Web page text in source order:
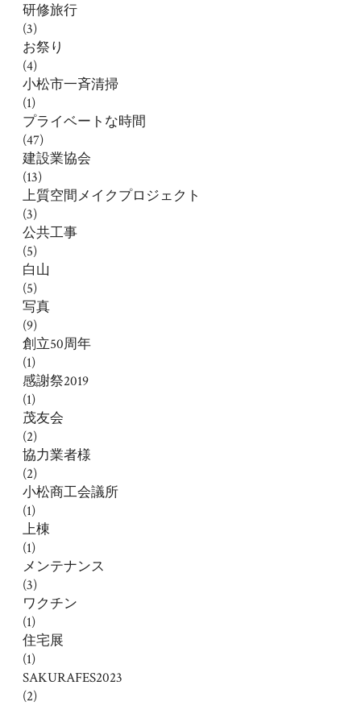
研修旅行
(3)
お祭り
(4)
小松市一斉清掃
(1)
プライベートな時間
(47)
建設業協会
(13)
上質空間メイクプロジェクト
(3)
公共工事
(5)
白山
(5)
写真
(9)
創立50周年
(1)
感謝祭2019
(1)
茂友会
(2)
協力業者様
(2)
小松商工会議所
(1)
上棟
(1)
メンテナンス
(3)
ワクチン
(1)
住宅展
(1)
SAKURAFES2023
(2)